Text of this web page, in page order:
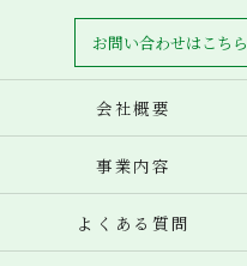
お問い合わせはこちら
会社概要
事業内容
よくある質問